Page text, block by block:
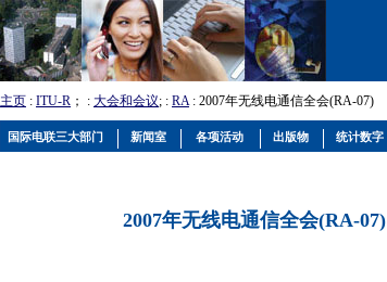
主页 : ITU-R ； : 大会和会议; : RA: 2007年无线电通信全会(RA-07)
2007年无线电通信全会(RA-07)
国际电联三大部门 新闻室 各项活动 出版物 统计数字